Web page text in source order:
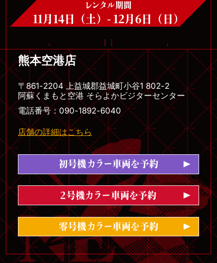
レンタル期間
11月14日（土）- 12月6日（日）
熊本空港店
〒861-2204 上益城郡益城町小谷1 802-2
阿蘇くまもと空港 そらよかビジターセンター
電話番号：090-1892-6040
店舗の詳細はこちら
初号機カラー車両を予約
2号機カラー車両を予約
零号機カラー車両を予約